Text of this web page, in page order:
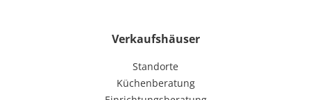
Verkaufshäuser
Standorte
Küchenberatung